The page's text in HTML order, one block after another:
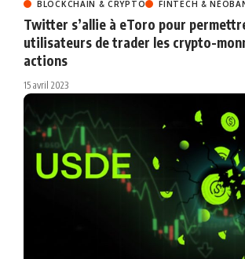
BLOCKCHAIN & CRYPTO FINTECH &
Twitter s’allie à eToro pour
utilisateurs de trader les crypto-
actions
15 avril 2023